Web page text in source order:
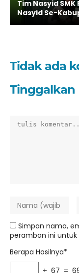
Tim Nasyid SMK
Nasyid Se-
Tidak ada
Tinggalkan
Simpan nama,
peramban ini
Berapa Hasilnya*
+ 67 =